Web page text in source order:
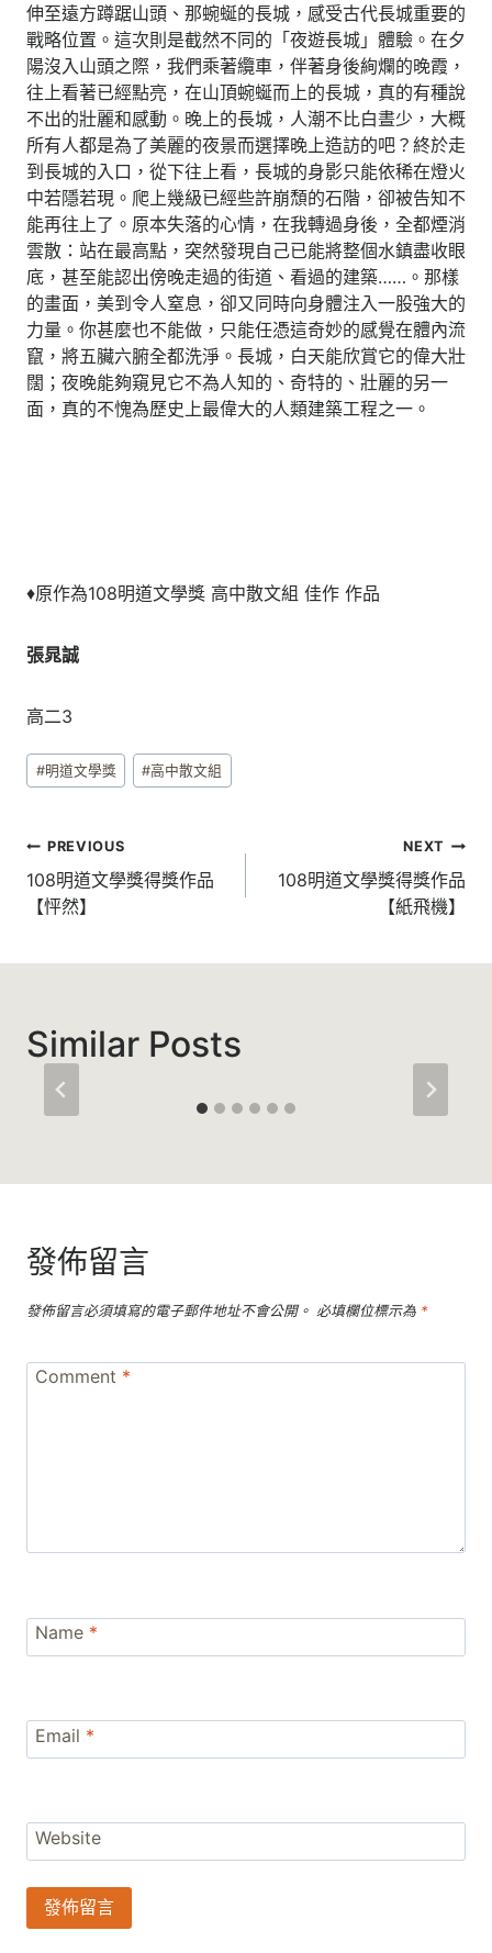
伸至遠方蹲踞山頭、那蜿蜒的長城，感受古代長城重要的
戰略位置。這次則是截然不同的「夜遊長城」體驗。在夕
陽沒入山頭之際，我們乘著纜車，伴著身後絢爛的晚霞，
往上看著已經點亮，在山頂蜿蜒而上的長城，真的有種說
不出的壯麗和感動。晚上的長城，人潮不比白晝少，大概
所有人都是為了美麗的夜景而選擇晚上造訪的吧？終於走
到長城的入口，從下往上看，長城的身影只能依稀在燈火
中若隱若現。爬上幾級已經些許崩頹的石階，卻被告知不
能再往上了。原本失落的心情，在我轉過身後，全都煙消
雲散：站在最高點，突然發現自己已能將整個水鎮盡收眼
底，甚至能認出傍晚走過的街道、看過的建築……。那樣
的畫面，美到令人窒息，卻又同時向身體注入一股強大的
力量。你甚麼也不能做，只能任憑這奇妙的感覺在體內流
竄，將五臟六腑全都洗淨。長城，白天能欣賞它的偉大壯
闊；夜晚能夠窺見它不為人知的、奇特的、壯麗的另一
面，真的不愧為歷史上最偉大的人類建築工程之一。
♦原作為108明道文學獎 高中散文組 佳作 作品
張晁誠
高二3
Post
Tags:
#明道文學獎 #高中散文組
文
章
導
覽
PREVIOUS
108明道文學獎得獎作品
【怦然】
NEXT
108明道文學獎得獎作品
【紙飛機】
Similar Posts
發佈留言
發佈留言必須填寫的電子郵件地址不會公開。 必填欄位標示為 *
Comment *
Name *
Email *
Website